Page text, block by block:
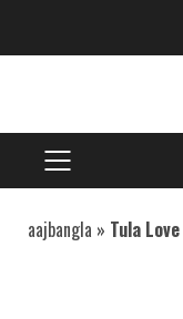
PRIMARY
MENU
aajbangla » Tula